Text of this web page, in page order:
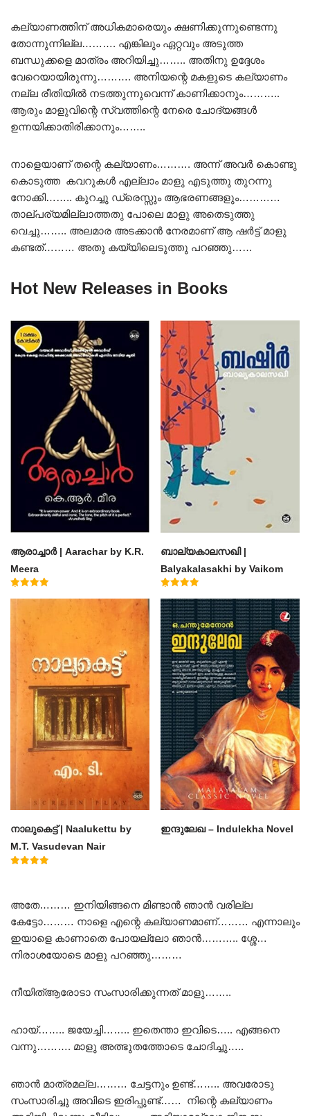
കല്യാണത്തിന് അധികമാരെയും ക്ഷണിക്കുന്നുണ്ടെന്നു
തോന്നുന്നില്ല………. എങ്കിലും ഏറ്റവും അടുത്ത
ബന്ധുക്കളെ മാത്രം അറിയിച്ചു…….. അതിനു ഉദ്ദേശം
വേറെയായിരുന്നു………. അനിയന്റെ മകളുടെ കല്യാണം
നല്ല രീതിയിൽ നടത്തുന്നുവെന്ന് കാണിക്കാനും………..
ആരും മാളുവിന്റെ സ്വത്തിന്റെ നേരെ ചോദ്യങ്ങൾ
ഉന്നയിക്കാതിരിക്കാനും……..
നാളെയാണ് തന്റെ കല്യാണം………. അന്ന് അവർ കൊണ്ടു
കൊടുത്ത കവറുകൾ എല്ലാം മാളു എടുത്തു തുറന്നു
നോക്കി…….. കുറച്ചു ഡ്രെസ്സും ആഭരണങ്ങളും…………
താല്പര്യമില്ലാത്തതു പോലെ മാളു അതെടുത്തു
വെച്ചു…….. അലമാര അടക്കാൻ നേരമാണ് ആ ഷർട്ട് മാളു
കണ്ടത്……… അതു കയ്യിലെടുത്തു പറഞ്ഞു……
Hot New Releases in Books
ആരാച്ചാര്‍ | Aarachar by K.R.
Meera
ബാല്യകാലസഖി |
Balyakalasakhi by Vaikom
Muhammad Basheer
4.60
out of 5
നാലുകെട്ട് | Naalukettu by
M.T. Vasudevan Nair
ഇന്ദുലേഖ – Indulekha Novel
അതേ……… ഇനിയിങ്ങനെ മിണ്ടാൻ ഞാൻ വരില്ല
കേട്ടോ……… നാളെ എന്റെ കല്യാണമാണ്……… എന്നാലും
ഇയാളെ കാണാതെ പോയല്ലോ ഞാൻ……….. ശ്ശേ…
നിരാശയോടെ മാളു പറഞ്ഞു………
നീയിത്ആരോടാ സംസാരിക്കുന്നത് മാളു……..
ഹായ്…….. ജയേച്ചി…….. ഇതെന്താ ഇവിടെ….. എങ്ങനെ
വന്നു………. മാളു അത്ഭുതത്തോടെ ചോദിച്ചു…..
ഞാൻ മാത്രമല്ല……… ചേട്ടനും ഉണ്ട്…….. അവരോടു
സംസാരിച്ചു അവിടെ ഇരിപ്പുണ്ട്…… നിന്റെ കല്യാണം